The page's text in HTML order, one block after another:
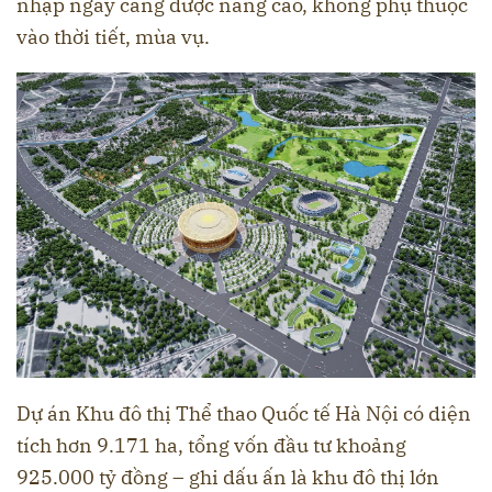
vào thời tiết, mùa vụ.
Dự án Khu đô thị Thể thao Quốc tế Hà Nội có diện
tích hơn 9.171 ha, tổng vốn đầu tư khoảng
925.000 tỷ đồng – ghi dấu ấn là khu đô thị lớn